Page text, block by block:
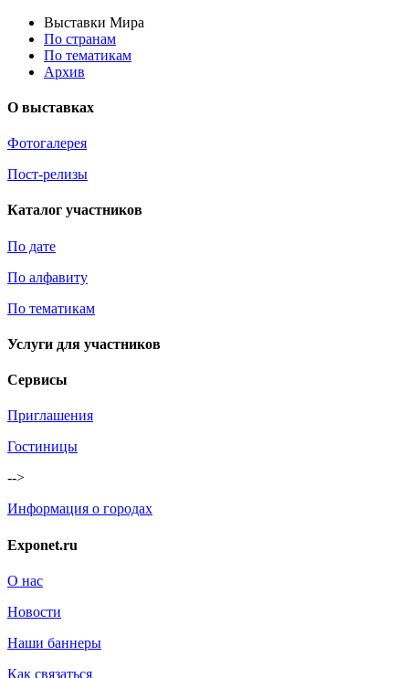
Выставки Мира
По странам
По тематикам
Архив
О выставках
Фотогалерея
Пост-релизы
Каталог участников
По дате
По алфавиту
По тематикам
Услуги для участников
Сервисы
Приглашения
Гостиницы
-->
Информация о городах
Exponet.ru
О нас
Новости
Наши баннеры
Как связаться